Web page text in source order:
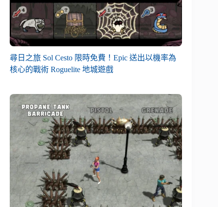
尋日之旅 Sol Cesto 限時免費！Epic 送出以機率為
核心的戰術 Roguelite 地城遊戲